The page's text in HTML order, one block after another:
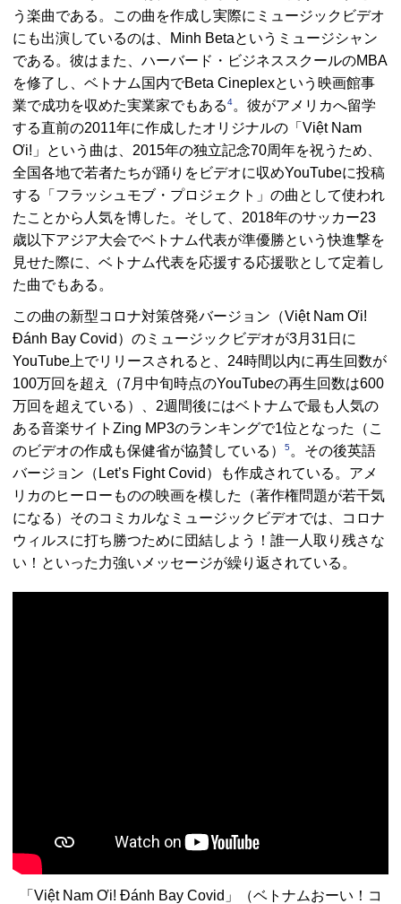
う楽曲である。この曲を作成し実際にミュージックビデオ
にも出演しているのは、Minh Betaというミュージシャン
である。彼はまた、ハーバード・ビジネススクールのMBA
を修了し、ベトナム国内でBeta Cineplexという映画館事
業で成功を収めた実業家でもある4。彼がアメリカへ留学
する直前の2011年に作成したオリジナルの「Việt Nam
Ơi!」という曲は、2015年の独立記念70周年を祝うため、
全国各地で若者たちが踊りをビデオに収めYouTubeに投稿
する「フラッシュモブ・プロジェクト」の曲として使われ
たことから人気を博した。そして、2018年のサッカー23
歳以下アジア大会でベトナム代表が準優勝という快進撃を
見せた際に、ベトナム代表を応援する応援歌として定着し
た曲でもある。
この曲の新型コロナ対策啓発バージョン（Việt Nam Ơi!
Đánh Bay Covid）のミュージックビデオが3月31日に
YouTube上でリリースされると、24時間以内に再生回数が
100万回を超え（7月中旬時点のYouTubeの再生回数は600
万回を超えている）、2週間後にはベトナムで最も人気の
ある音楽サイトZing MP3のランキングで1位となった（こ
のビデオの作成も保健省が協賛している）
5。その後英語
バージョン（Let’s Fight Covid）も作成されている。アメ
リカのヒーローものの映画を模した（著作権問題が若干気
になる）そのコミカルなミュージックビデオでは、コロナ
ウィルスに打ち勝つために団結しよう！誰一人取り残さな
い！といった力強いメッセージが繰り返されている。
「Việt Nam Ơi! Đánh Bay Covid」（ベトナムおーい！コ